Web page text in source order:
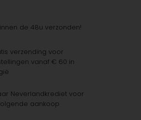
de 48u verzonden!
verzending voor
vanaf € 60 in
Neverlandkrediet voor
aankoop